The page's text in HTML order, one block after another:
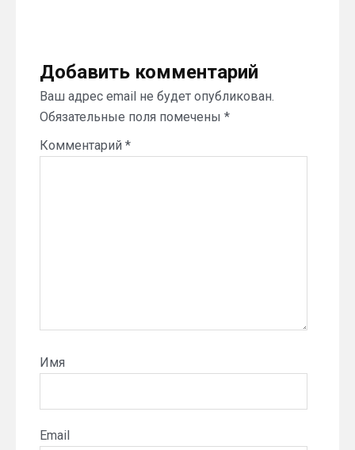
Добавить комментарий
Ваш адрес email не будет опубликован.
Обязательные поля помечены *
Комментарий *
Имя
Email